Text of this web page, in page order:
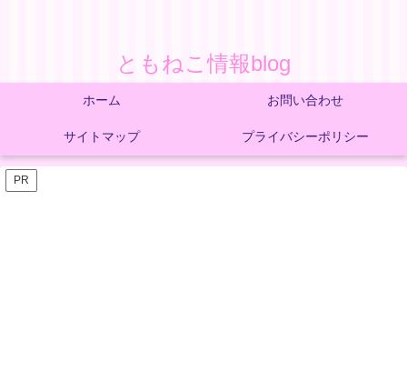
ともねこ情報blog
ホーム お問い合わせ
サイトマップ プライバシーポリシー
PR